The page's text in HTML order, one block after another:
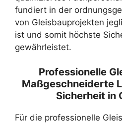
fundiert in der
von Gleisbauprojekten
ist und somit höchste
gewährleistet.
Professionelle
Maßgeschneiderte
Sicherheit in
Für die professionelle